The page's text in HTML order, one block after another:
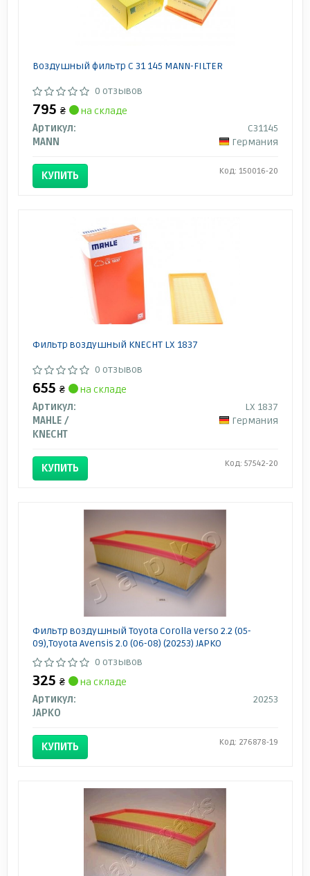
Воздушный фильтр C 31 145 MANN-FILTER
0 отзывов
795 ₴
на складе
Артикул:
C31145
MANN
Германия
КУПИТЬ Код: 150016-20
Фильтр воздушный KNECHT LX 1837
0 отзывов
655 ₴
на складе
Артикул:
LX 1837
MAHLE /
KNECHT
Германия
КУПИТЬ Код: 57542-20
Фильтр воздушный Toyota Corolla verso 2.2 (05-
09),Toyota Avensis 2.0 (06-08) (20253) JAPKO
0 отзывов
325 ₴
на складе
Артикул:
20253
JAPKO
КУПИТЬ Код: 276878-19